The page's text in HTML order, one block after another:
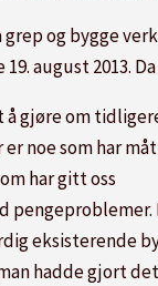
og bygge
august 2013.
å gjøre om
noe som har
har gitt oss
pengeproblemer.
eksisterende
hadde gjort